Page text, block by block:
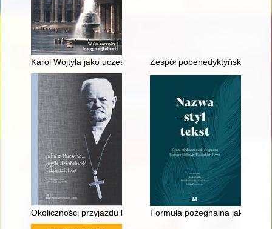
Karol Wojtyła jako uczestnik Soboru Watykańskiego II w
Zespół pobenedyktyński w
Okoliczności przyjazdu biskupa Juliusza Burschego do
Formuła pożegnalna jako